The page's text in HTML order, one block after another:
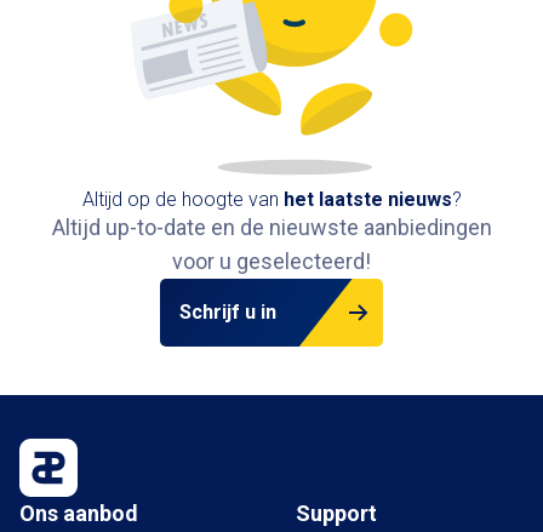
Altijd op de hoogte van het laatste nieuws?
Altijd up-to-date en de nieuwste aanbiedingen
voor u geselecteerd!
Schrijf u in
Ons aanbod Support